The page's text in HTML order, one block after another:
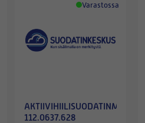
Varastossa
AKTIIVIHIILISUODATINMATTO
112.0637.628